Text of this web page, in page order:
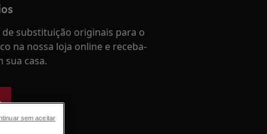
de substituição originais para o
na nossa loja online e receba-
sua casa.
sem aceitar